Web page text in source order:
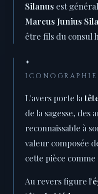
Silanus est
Marcus Junius
être fils du consul
✦
L'avers porte la
de la sagesse, des
reconnaissable à
valeur composée
cette pièce
Au revers figure l'